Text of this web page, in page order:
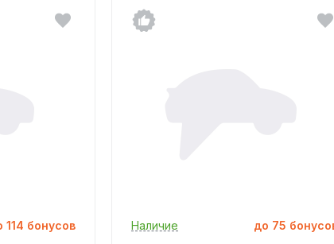
114 бонусов Наличие до 75